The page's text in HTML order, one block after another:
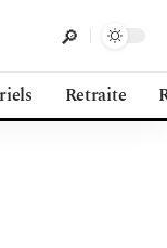
Retraite